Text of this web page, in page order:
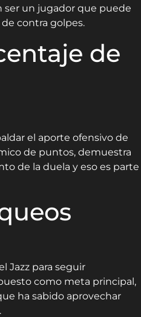
ser un jugador que puede
contra golpes.
de
el aporte ofensivo de
de puntos, demuestra
de la duela y eso es parte
Jazz para seguir
como meta principal,
ha sabido aprovechar